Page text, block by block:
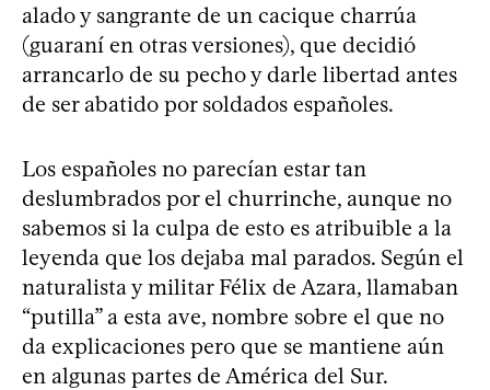
alado y sangrante de un cacique charrúa
(guaraní en otras versiones), que decidió
arrancarlo de su pecho y darle libertad antes
de ser abatido por soldados españoles.
Los españoles no parecían estar tan
deslumbrados por el churrinche, aunque no
sabemos si la culpa de esto es atribuible a la
leyenda que los dejaba mal parados. Según el
naturalista y militar Félix de Azara, llamaban
“putilla” a esta ave, nombre sobre el que no
da explicaciones pero que se mantiene aún
en algunas partes de América del Sur.